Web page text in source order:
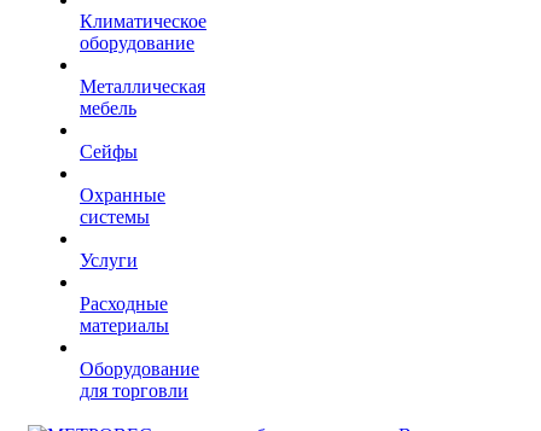
Климатическое
оборудование
Металлическая
мебель
Сейфы
Охранные
системы
Услуги
Расходные
материалы
Оборудование
для торговли